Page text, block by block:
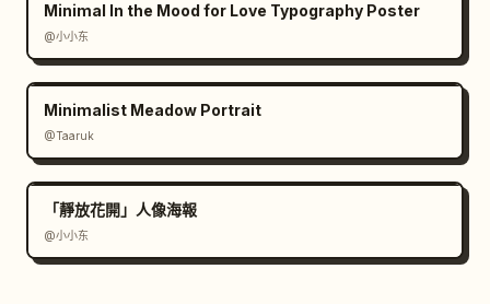
Minimal In the Mood for Love Typography Poster
@小小东
Minimalist Meadow Portrait
@Taaruk
「靜放花開」人像海報
@小小东